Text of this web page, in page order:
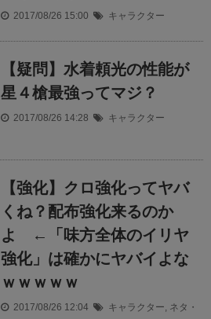
2017/08/26 15:00 キャラクター
【疑問】水着頼光の性能が
星４槍最強ってマジ？
2017/08/26 14:28 キャラクター
【強化】クロ強化ってヤバ
くね？配布強化来るのか
よ ←「味方全体のイリヤ
強化」は確かにヤバイよな
ｗｗｗｗｗ
2017/08/26 12:04 キャラクター, ネタ・